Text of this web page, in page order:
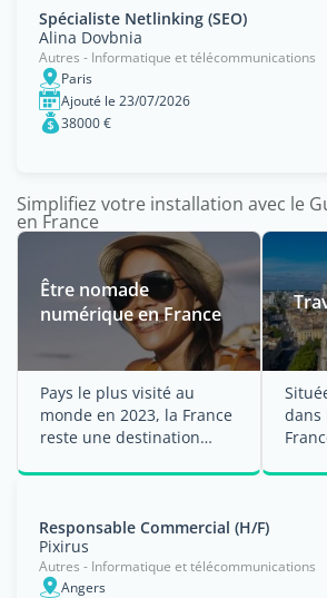
Spécialiste Netlinking (SEO)
Alina Dovbnia
Autres - Informatique et télécommunications
Paris
Ajouté le 23/07/2026
38000 €
Simplifiez votre installation avec le
en France
Être nomade
numérique en France
Pays le plus visité au
monde en 2023, la France
reste une destination
dans
plus
Responsable Commercial (H/F)
Pixirus
Autres - Informatique et télécommunications
Angers